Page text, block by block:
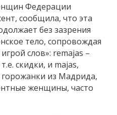
Федерации
сообщила, что эта
без зазрения
тело, сопровождая
слов»: remajas –
­­скидки, и majas,
горожанки из Мадрида,
женщины, часто